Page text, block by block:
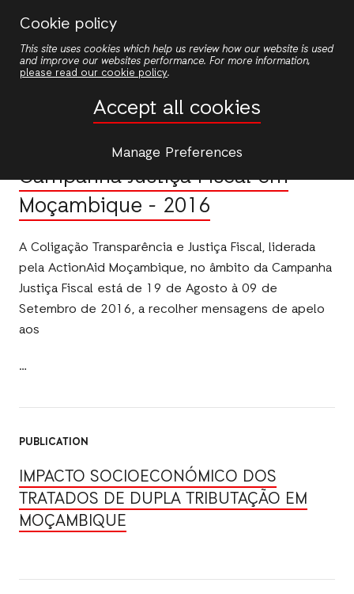
Cookie policy
This site uses cookies which help us review how our website is used
and improve our websites performance. For more information,
please read our cookie policy.
Accept all cookies
Manage Preferences
main
Publications
Campanha Justiça Fiscal em
Moçambique - 2016
A Coligação Transparência e Justiça Fiscal, liderada
pela ActionAid Moçambique, no âmbito da Campanha
Justiça Fiscal está de 19 de Agosto à 09 de
Setembro de 2016, a recolher mensagens de apelo
aos
PUBLICATION
IMPACTO SOCIOECONÓMICO DOS
TRATADOS DE DUPLA TRIBUTAÇÃO EM
MOÇAMBIQUE